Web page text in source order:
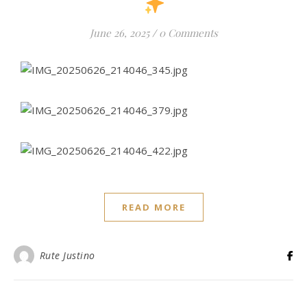
June 26, 2025 / 0 Comments
READ MORE
Rute Justino